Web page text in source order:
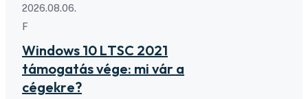
2026.08.06.
F
Windows 10 LTSC 2021
támogatás vége: mi vár a
cégekre?